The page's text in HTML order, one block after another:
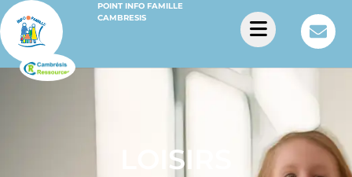
POINT INFO FAMILLE
CAMBRESIS
LOISIRS